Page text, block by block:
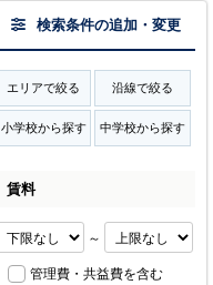
検索条件の追加・変更
エリアで絞る 沿線で絞る
小学校から探す 中学校から探す
賃料
～
管理費・共益費を含む